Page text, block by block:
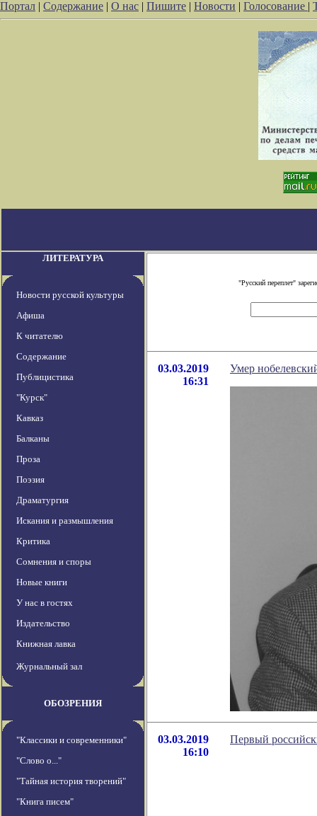
Портал | Содержание | О нас | Пишите | Новости | Голосование |
ЛИТЕРАТУРА
Новости русской культуры
Афиша
К читателю
Содержание
Публицистика
"Курск"
Кавказ
Балканы
Проза
Поэзия
Драматургия
Искания и размышления
Критика
Сомнения и споры
Новые книги
У нас в гостях
Издательство
Книжная лавка
Журнальный зал
ОБОЗРЕНИЯ
"Классики и современники"
"Слово о..."
"Тайная история творений"
"Книга писем"
"Русский переплет"
03.03.2019
16:31
Умер
03.03.2019
16:10
Первый